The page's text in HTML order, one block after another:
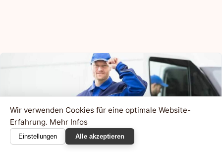
Wir verwenden Cookies für eine optimale Website-
Erfahrung. Mehr Infos
Einstellungen Alle akzeptieren